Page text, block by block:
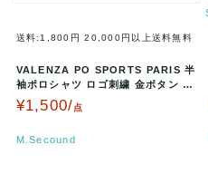
送料:1,800円 20,000円以上送料無料
VALENZA PO SPORTS PARIS 半
袖ポロシャツ ロゴ刺繍 金ボタン サ
イズM ブラッ…
¥1,500/点
M.Secound